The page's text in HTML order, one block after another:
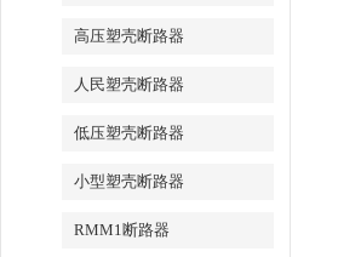
高压塑壳断路器
人民塑壳断路器
低压塑壳断路器
小型塑壳断路器
RMM1断路器